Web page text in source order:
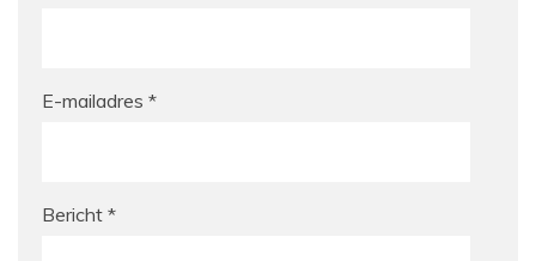
E-mailadres *
Bericht *